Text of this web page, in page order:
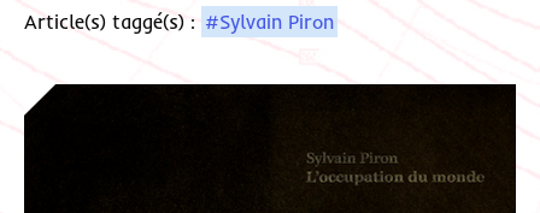
Article(s) taggé(s) : #Sylvain Piron